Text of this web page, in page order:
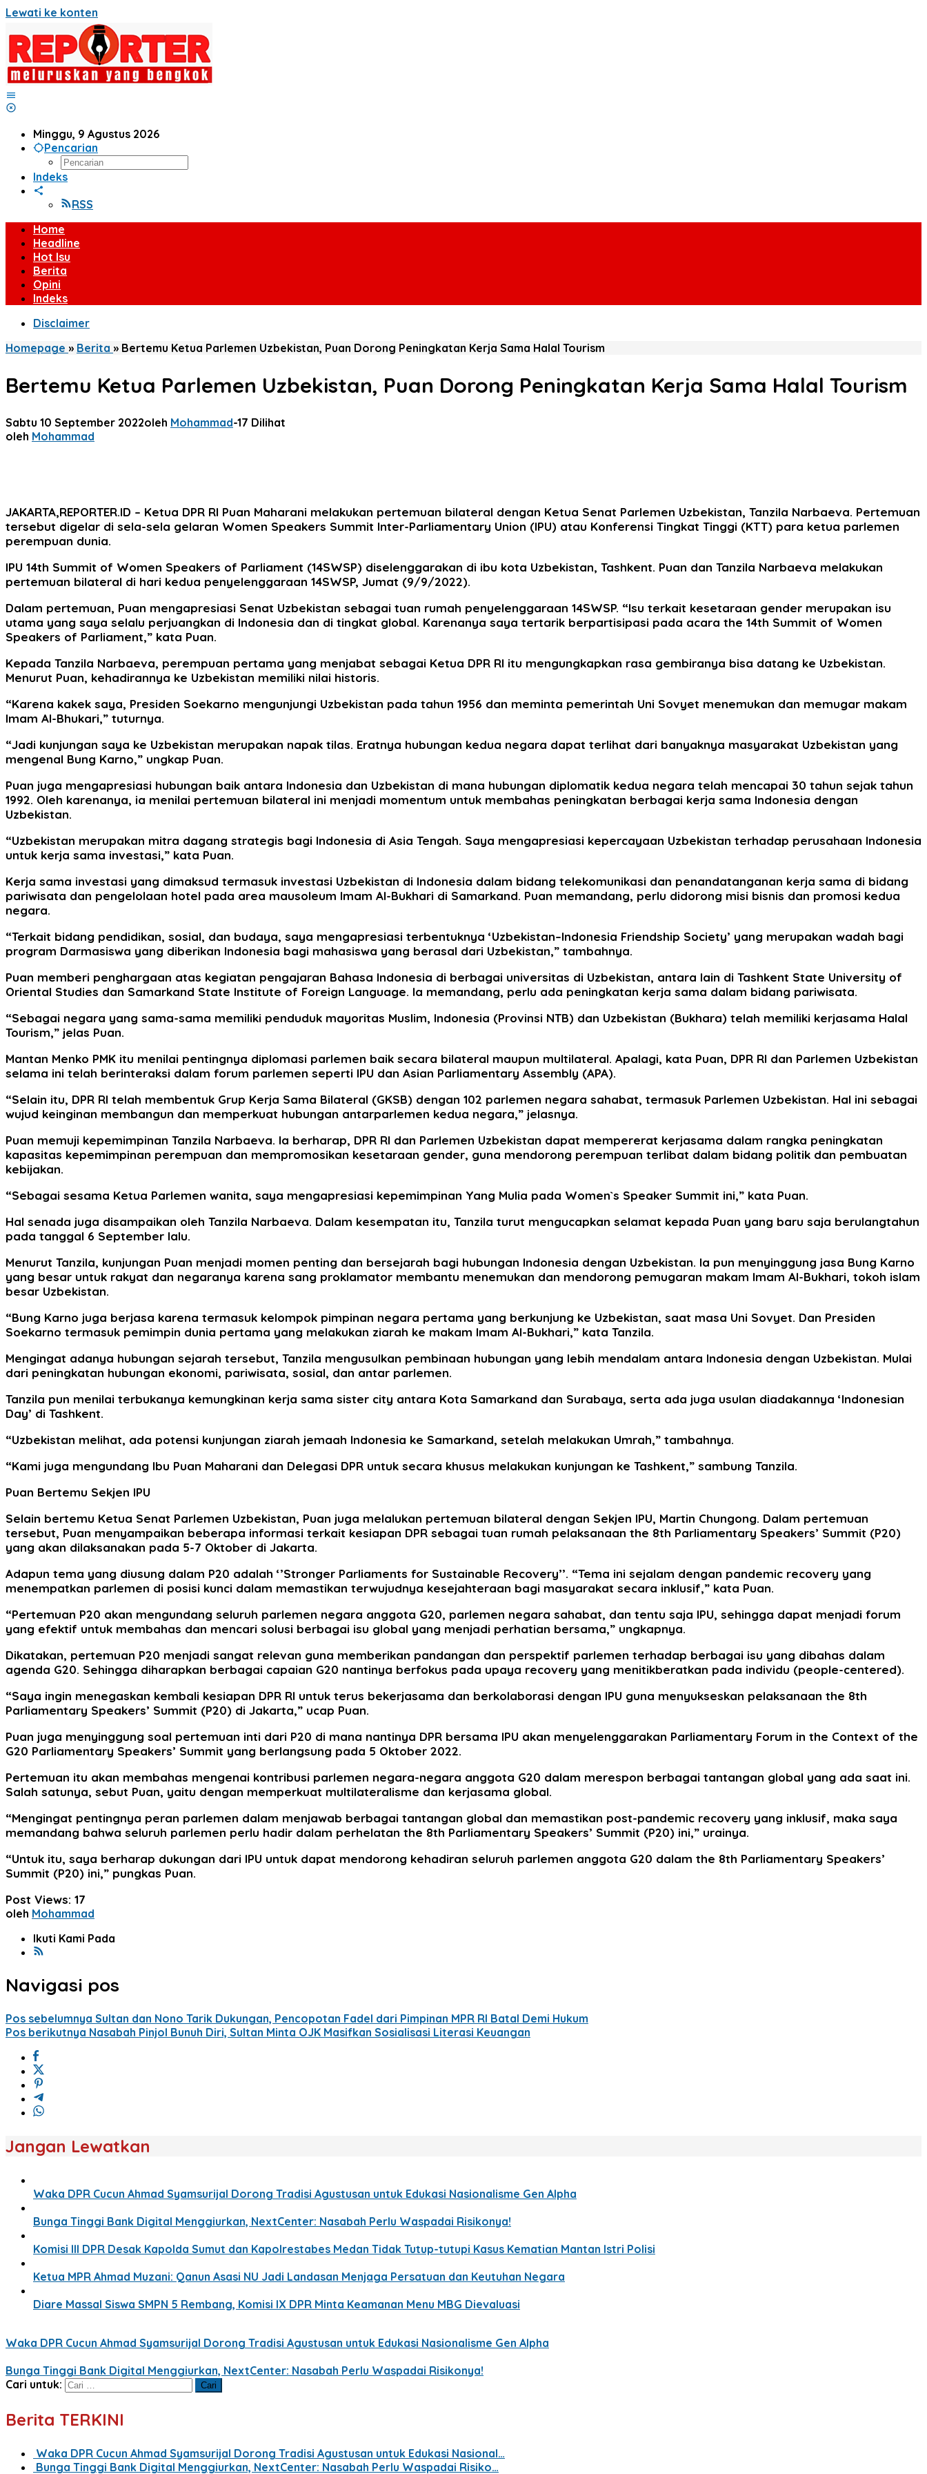
Lewati ke konten
Minggu, 9 Agustus 2026
Pencarian
Indeks
RSS
Home
Headline
Hot Isu
Berita
Opini
Indeks
Disclaimer
Homepage » Berita » Bertemu Ketua Parlemen Uzbekistan, Puan Dorong Peningkatan Kerja Sama Halal Tourism
Bertemu Ketua Parlemen Uzbekistan, Puan Dorong Peningkatan Kerja Sama Halal Tourism
Sabtu 10 September 2022oleh Mohammad-17 Dilihat
oleh Mohammad
JAKARTA,REPORTER.ID – Ketua DPR RI Puan Maharani melakukan pertemuan bilateral dengan Ketua Senat Parlemen Uzbekistan, Tanzila Narbaeva. Pertemuan
tersebut digelar di sela-sela gelaran Women Speakers Summit Inter-Parliamentary Union (IPU) atau Konferensi Tingkat Tinggi (KTT) para ketua parlemen
perempuan dunia.
IPU 14th Summit of Women Speakers of Parliament (14SWSP) diselenggarakan di ibu kota Uzbekistan, Tashkent. Puan dan Tanzila Narbaeva melakukan
pertemuan bilateral di hari kedua penyelenggaraan 14SWSP, Jumat (9/9/2022).
Dalam pertemuan, Puan mengapresiasi Senat Uzbekistan sebagai tuan rumah penyelenggaraan 14SWSP. “Isu terkait kesetaraan gender merupakan isu
utama yang saya selalu perjuangkan di Indonesia dan di tingkat global. Karenanya saya tertarik berpartisipasi pada acara the 14th Summit of Women
Speakers of Parliament,” kata Puan.
Kepada Tanzila Narbaeva, perempuan pertama yang menjabat sebagai Ketua DPR RI itu mengungkapkan rasa gembiranya bisa datang ke Uzbekistan.
Menurut Puan, kehadirannya ke Uzbekistan memiliki nilai historis.
“Karena kakek saya, Presiden Soekarno mengunjungi Uzbekistan pada tahun 1956 dan meminta pemerintah Uni Sovyet menemukan dan memugar makam
Imam Al-Bhukari,” tuturnya.
“Jadi kunjungan saya ke Uzbekistan merupakan napak tilas. Eratnya hubungan kedua negara dapat terlihat dari banyaknya masyarakat Uzbekistan yang
mengenal Bung Karno,” ungkap Puan.
Puan juga mengapresiasi hubungan baik antara Indonesia dan Uzbekistan di mana hubungan diplomatik kedua negara telah mencapai 30 tahun sejak tahun
1992. Oleh karenanya, ia menilai pertemuan bilateral ini menjadi momentum untuk membahas peningkatan berbagai kerja sama Indonesia dengan
Uzbekistan.
“Uzbekistan merupakan mitra dagang strategis bagi Indonesia di Asia Tengah. Saya mengapresiasi kepercayaan Uzbekistan terhadap perusahaan Indonesia
untuk kerja sama investasi,” kata Puan.
Kerja sama investasi yang dimaksud termasuk investasi Uzbekistan di Indonesia dalam bidang telekomunikasi dan penandatanganan kerja sama di bidang
pariwisata dan pengelolaan hotel pada area mausoleum Imam Al-Bukhari di Samarkand. Puan memandang, perlu didorong misi bisnis dan promosi kedua
negara.
“Terkait bidang pendidikan, sosial, dan budaya, saya mengapresiasi terbentuknya ‘Uzbekistan–Indonesia Friendship Society’ yang merupakan wadah bagi
program Darmasiswa yang diberikan Indonesia bagi mahasiswa yang berasal dari Uzbekistan,” tambahnya.
Puan memberi penghargaan atas kegiatan pengajaran Bahasa Indonesia di berbagai universitas di Uzbekistan, antara lain di Tashkent State University of
Oriental Studies dan Samarkand State Institute of Foreign Language. Ia memandang, perlu ada peningkatan kerja sama dalam bidang pariwisata.
“Sebagai negara yang sama-sama memiliki penduduk mayoritas Muslim, Indonesia (Provinsi NTB) dan Uzbekistan (Bukhara) telah memiliki kerjasama Halal
Tourism,” jelas Puan.
Mantan Menko PMK itu menilai pentingnya diplomasi parlemen baik secara bilateral maupun multilateral. Apalagi, kata Puan, DPR RI dan Parlemen Uzbekistan
selama ini telah berinteraksi dalam forum parlemen seperti IPU dan Asian Parliamentary Assembly (APA).
“Selain itu, DPR RI telah membentuk Grup Kerja Sama Bilateral (GKSB) dengan 102 parlemen negara sahabat, termasuk Parlemen Uzbekistan. Hal ini sebagai
wujud keinginan membangun dan memperkuat hubungan antarparlemen kedua negara,” jelasnya.
Puan memuji kepemimpinan Tanzila Narbaeva. Ia berharap, DPR RI dan Parlemen Uzbekistan dapat mempererat kerjasama dalam rangka peningkatan
kapasitas kepemimpinan perempuan dan mempromosikan kesetaraan gender, guna mendorong perempuan terlibat dalam bidang politik dan pembuatan
kebijakan.
“Sebagai sesama Ketua Parlemen wanita, saya mengapresiasi kepemimpinan Yang Mulia pada Women`s Speaker Summit ini,” kata Puan.
Hal senada juga disampaikan oleh Tanzila Narbaeva. Dalam kesempatan itu, Tanzila turut mengucapkan selamat kepada Puan yang baru saja berulangtahun
pada tanggal 6 September lalu.
Menurut Tanzila, kunjungan Puan menjadi momen penting dan bersejarah bagi hubungan Indonesia dengan Uzbekistan. Ia pun menyinggung jasa Bung Karno
yang besar untuk rakyat dan negaranya karena sang proklamator membantu menemukan dan mendorong pemugaran makam Imam Al-Bukhari, tokoh islam
besar Uzbekistan.
“Bung Karno juga berjasa karena termasuk kelompok pimpinan negara pertama yang berkunjung ke Uzbekistan, saat masa Uni Sovyet. Dan Presiden
Soekarno termasuk pemimpin dunia pertama yang melakukan ziarah ke makam Imam Al-Bukhari,” kata Tanzila.
Mengingat adanya hubungan sejarah tersebut, Tanzila mengusulkan pembinaan hubungan yang lebih mendalam antara Indonesia dengan Uzbekistan. Mulai
dari peningkatan hubungan ekonomi, pariwisata, sosial, dan antar parlemen.
Tanzila pun menilai terbukanya kemungkinan kerja sama sister city antara Kota Samarkand dan Surabaya, serta ada juga usulan diadakannya ‘Indonesian
Day’ di Tashkent.
“Uzbekistan melihat, ada potensi kunjungan ziarah jemaah Indonesia ke Samarkand, setelah melakukan Umrah,” tambahnya.
“Kami juga mengundang Ibu Puan Maharani dan Delegasi DPR untuk secara khusus melakukan kunjungan ke Tashkent,” sambung Tanzila.
Puan Bertemu Sekjen IPU
Selain bertemu Ketua Senat Parlemen Uzbekistan, Puan juga melalukan pertemuan bilateral dengan Sekjen IPU, Martin Chungong. Dalam pertemuan
tersebut, Puan menyampaikan beberapa informasi terkait kesiapan DPR sebagai tuan rumah pelaksanaan the 8th Parliamentary Speakers’ Summit (P20)
yang akan dilaksanakan pada 5-7 Oktober di Jakarta.
Adapun tema yang diusung dalam P20 adalah ‘’Stronger Parliaments for Sustainable Recovery’’. “Tema ini sejalam dengan pandemic recovery yang
menempatkan parlemen di posisi kunci dalam memastikan terwujudnya kesejahteraan bagi masyarakat secara inklusif,” kata Puan.
“Pertemuan P20 akan mengundang seluruh parlemen negara anggota G20, parlemen negara sahabat, dan tentu saja IPU, sehingga dapat menjadi forum
yang efektif untuk membahas dan mencari solusi berbagai isu global yang menjadi perhatian bersama,” ungkapnya.
Dikatakan, pertemuan P20 menjadi sangat relevan guna memberikan pandangan dan perspektif parlemen terhadap berbagai isu yang dibahas dalam
agenda G20. Sehingga diharapkan berbagai capaian G20 nantinya berfokus pada upaya recovery yang menitikberatkan pada individu (people-centered).
“Saya ingin menegaskan kembali kesiapan DPR RI untuk terus bekerjasama dan berkolaborasi dengan IPU guna menyukseskan pelaksanaan the 8th
Parliamentary Speakers’ Summit (P20) di Jakarta,” ucap Puan.
Puan juga menyinggung soal pertemuan inti dari P20 di mana nantinya DPR bersama IPU akan menyelenggarakan Parliamentary Forum in the Context of the
G20 Parliamentary Speakers’ Summit yang berlangsung pada 5 Oktober 2022.
Pertemuan itu akan membahas mengenai kontribusi parlemen negara-negara anggota G20 dalam merespon berbagai tantangan global yang ada saat ini.
Salah satunya, sebut Puan, yaitu dengan memperkuat multilateralisme dan kerjasama global.
“Mengingat pentingnya peran parlemen dalam menjawab berbagai tantangan global dan memastikan post-pandemic recovery yang inklusif, maka saya
memandang bahwa seluruh parlemen perlu hadir dalam perhelatan the 8th Parliamentary Speakers’ Summit (P20) ini,” urainya.
“Untuk itu, saya berharap dukungan dari IPU untuk dapat mendorong kehadiran seluruh parlemen anggota G20 dalam the 8th Parliamentary Speakers’
Summit (P20) ini,” pungkas Puan.
Post Views: 17
oleh Mohammad
Ikuti Kami Pada
Navigasi pos
Pos sebelumnya Sultan dan Nono Tarik Dukungan, Pencopotan Fadel dari Pimpinan MPR RI Batal Demi Hukum
Pos berikutnya Nasabah Pinjol Bunuh Diri, Sultan Minta OJK Masifkan Sosialisasi Literasi Keuangan
Jangan Lewatkan
Waka DPR Cucun Ahmad Syamsurijal Dorong Tradisi Agustusan untuk Edukasi Nasionalisme Gen Alpha
Bunga Tinggi Bank Digital Menggiurkan, NextCenter: Nasabah Perlu Waspadai Risikonya!
Komisi III DPR Desak Kapolda Sumut dan Kapolrestabes Medan Tidak Tutup-tutupi Kasus Kematian Mantan Istri Polisi
Ketua MPR Ahmad Muzani: Qanun Asasi NU Jadi Landasan Menjaga Persatuan dan Keutuhan Negara
Diare Massal Siswa SMPN 5 Rembang, Komisi IX DPR Minta Keamanan Menu MBG Dievaluasi
Waka DPR Cucun Ahmad Syamsurijal Dorong Tradisi Agustusan untuk Edukasi Nasionalisme Gen Alpha
Bunga Tinggi Bank Digital Menggiurkan, NextCenter: Nasabah Perlu Waspadai Risikonya!
Cari untuk:
Berita TERKINI
Waka DPR Cucun Ahmad Syamsurijal Dorong Tradisi Agustusan untuk Edukasi Nasional…
Bunga Tinggi Bank Digital Menggiurkan, NextCenter: Nasabah Perlu Waspadai Risiko…